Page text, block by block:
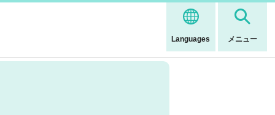
Languages メニュー